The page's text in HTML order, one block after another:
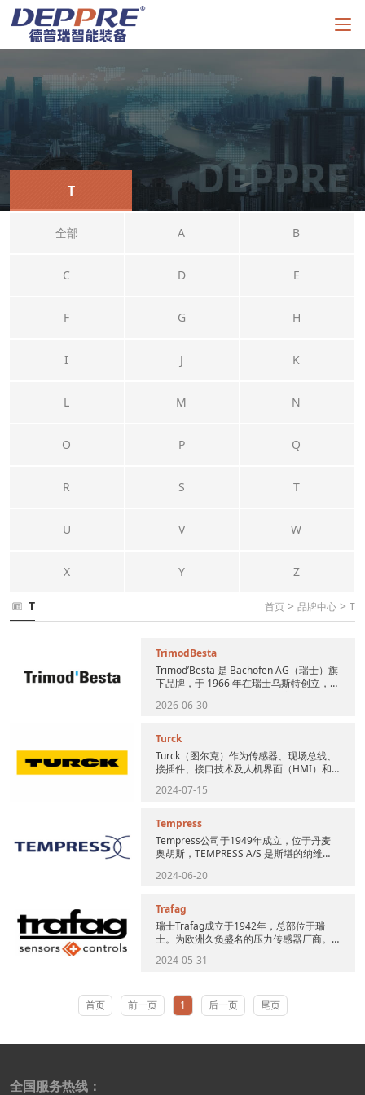
T
全部 A B
C D E
F G H
I J K
L M N
O P Q
R S T
U V W
X Y Z
T 首页 > 品牌中心 > T
TrimodBesta
Trimod’Besta 是 Bachofen AG（瑞士）旗
下品牌，于 1966 年在瑞士乌斯特创立，
2026-06-30
Turck
Turck（图尔克）作为传感器、现场总线、
接插件、接口技术及人机界面（HMI）和
化提供高效的解决...
2024-07-15
Tempress
Tempress公司于1949年成立，位于丹麦
奥胡斯，TEMPRESS A/S 是斯堪的纳维亚
压力表...
2024-06-20
Trafag
瑞士Trafag成立于1942年，总部位于瑞
士。为欧洲久负盛名的压力传感器厂商。
空调制冷、工程机械等...
2024-05-31
首页 前一页 1 后一页 尾页
全国服务热线：